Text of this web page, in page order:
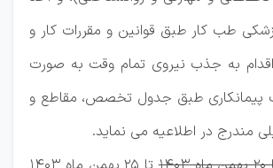
طب کار طبق قوانین و مقررات کار و
به جذب نیروی تمام وقت به صورت
پیمانکاری طبق جدول تخصص، مقاطع و
مندرج در اطلاعیه می نماید.